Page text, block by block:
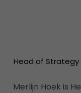
Head of Strategy
Merlijn Hoek is